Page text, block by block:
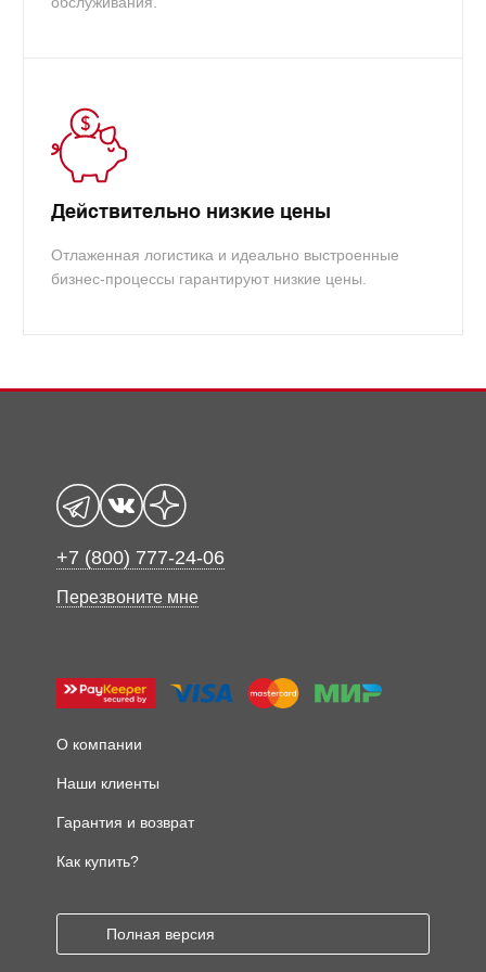
Действительно низкие цены
Отлаженная логистика и идеально выстроенные
бизнес-процессы гарантируют низкие цены.
+7 (800) 777-24-06
Перезвоните мне
О компании
Наши клиенты
Гарантия и возврат
Как купить?
Полная версия